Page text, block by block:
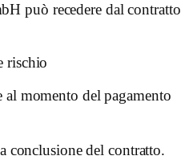
può recedere dal contratto
rischio
al momento del pagamento
conclusione del contratto.